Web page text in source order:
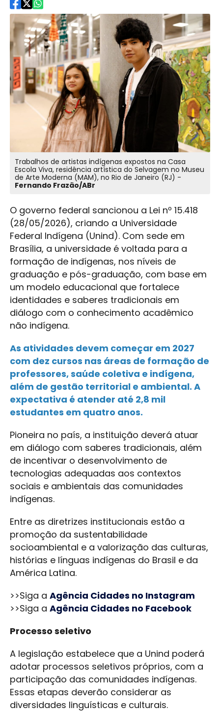
Trabalhos de artistas indígenas expostos na Casa
Escola Viva, residência artística do Selvagem no Museu
de Arte Moderna (MAM), no Rio de Janeiro (RJ) -
Fernando Frazão/ABr
O governo federal sancionou a Lei nº 15.418
(28/05/2026), criando a Universidade
Federal Indígena (Unind). Com sede em
Brasília, a universidade é voltada para a
formação de indígenas, nos níveis de
graduação e pós-graduação, com base em
um modelo educacional que fortalece
identidades e saberes tradicionais em
diálogo com o conhecimento acadêmico
não indígena.
As atividades devem começar em 2027
com dez cursos nas áreas de formação de
professores, saúde coletiva e indígena,
além de gestão territorial e ambiental. A
expectativa é atender até 2,8 mil
estudantes em quatro anos.
Pioneira no país, a instituição deverá atuar
em diálogo com saberes tradicionais, além
de incentivar o desenvolvimento de
tecnologias adequadas aos contextos
sociais e ambientais das comunidades
indígenas.
Entre as diretrizes institucionais estão a
promoção da sustentabilidade
socioambiental e a valorização das culturas,
histórias e línguas indígenas do Brasil e da
América Latina.
>>Siga a Agência Cidades no Instagram
>>Siga a Agência Cidades no Facebook
Processo seletivo
A legislação estabelece que a Unind poderá
adotar processos seletivos próprios, com a
participação das comunidades indígenas.
Essas etapas deverão considerar as
diversidades linguísticas e culturais.